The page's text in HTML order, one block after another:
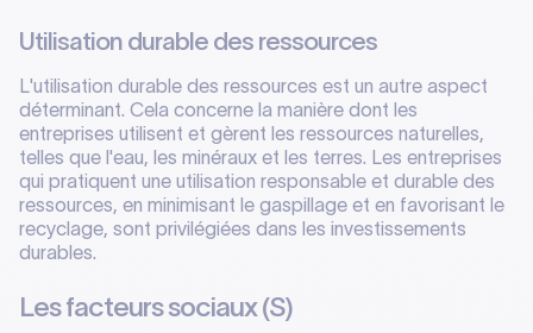
Utilisation durable des ressources
L'utilisation durable des ressources est un autre aspect
déterminant. Cela concerne la manière dont les
entreprises utilisent et gèrent les ressources naturelles,
telles que l'eau, les minéraux et les terres. Les entreprises
qui pratiquent une utilisation responsable et durable des
ressources, en minimisant le gaspillage et en favorisant le
recyclage, sont privilégiées dans les investissements
durables.
Les facteurs sociaux (S)